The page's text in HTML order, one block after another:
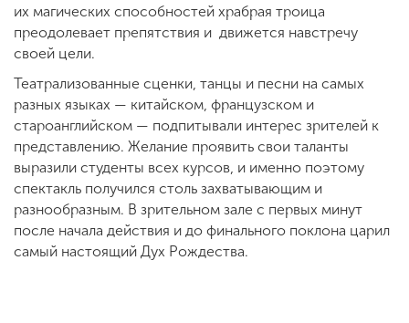
их магических способностей храбрая троица
преодолевает препятствия и движется навстречу
своей цели.
Театрализованные сценки, танцы и песни на самых
разных языках — китайском, французском и
староанглийском — подпитывали интерес зрителей к
представлению. Желание проявить свои таланты
выразили студенты всех курсов, и именно поэтому
спектакль получился столь захватывающим и
разнообразным. В зрительном зале с первых минут
после начала действия и до финального поклона царил
самый настоящий Дух Рождества.